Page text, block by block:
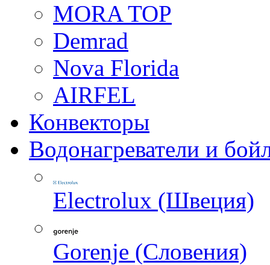
MORA TOP
Demrad
Nova Florida
AIRFEL
Конвекторы
Водонагреватели и
Electrolux (Швеция)
Gorenje (Словения)